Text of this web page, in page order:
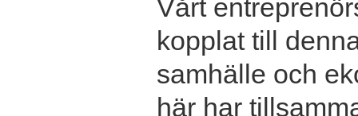
Vårt
kopplat till
samhälle och
här har